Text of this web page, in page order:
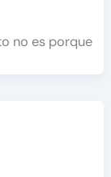
no es porque